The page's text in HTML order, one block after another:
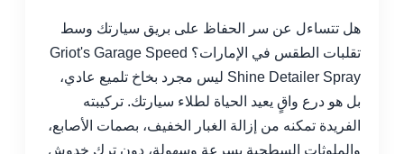
هل تتساءل عن سر الحفاظ على بريق سيارتك وسط
تقلبات الطقس في الإمارات؟ Griot's Garage Speed
Shine Detailer Spray ليس مجرد بخاخ تلميع عادي،
بل هو درع واقٍ يعيد الحياة لطلاء سيارتك. تركيبته
الفريدة تمكنه من إزالة الغبار الخفيف، بصمات الأصابع،
والملوثات السطحية بسرعة وسهولة، دون ترك خدوش